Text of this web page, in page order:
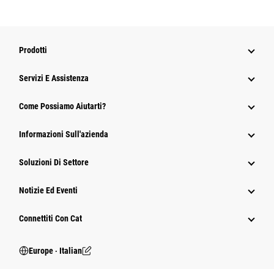
Prodotti
Servizi E Assistenza
Come Possiamo Aiutarti?
Informazioni Sull'azienda
Soluzioni Di Settore
Notizie Ed Eventi
Connettiti Con Cat
Europe ‧ Italian